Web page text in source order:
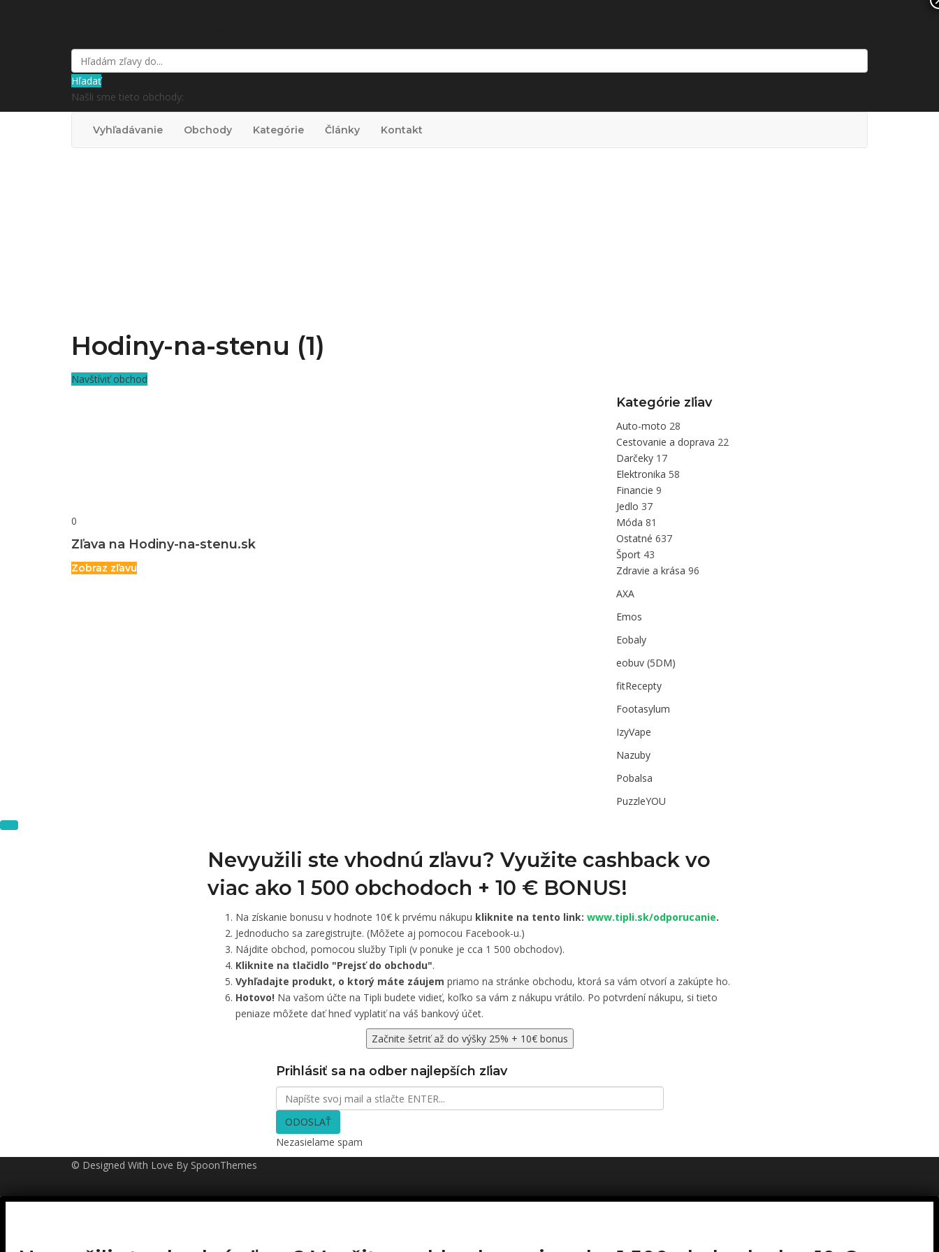
Hľadať
Našli sme tieto obchody:
Vyhľadávanie Obchody Kategórie Články Kontakt
Hodiny-na-stenu (1)
Navštíviť obchod
0
Zľava na Hodiny-na-stenu.sk
Zobraz zľavu
Kategórie zľiav
Auto-moto 28
Cestovanie a doprava 22
Darčeky 17
Elektronika 58
Financie 9
Jedlo 37
Móda 81
Ostatné 637
Šport 43
Zdravie a krása 96
AXA
Emos
Eobaly
eobuv (5DM)
fitRecepty
Footasylum
IzyVape
Nazuby
Pobalsa
PuzzleYOU
Nevyužili ste vhodnú zľavu? Využite cashback vo
viac ako 1 500 obchodoch + 10 € BONUS!
Na získanie bonusu v hodnote 10€ k prvému nákupu kliknite na tento link: www.tipli.sk/odporucanie.
Jednoducho sa zaregistrujte. (Môžete aj pomocou Facebook-u.)
Nájdite obchod, pomocou služby Tipli (v ponuke je cca 1 500 obchodov).
Kliknite na tlačidlo "Prejsť do obchodu".
Vyhľadajte produkt, o ktorý máte záujem priamo na stránke obchodu, ktorá sa vám otvorí a zakúpte ho.
Hotovo! Na vašom účte na Tipli budete vidieť, koľko sa vám z nákupu vrátilo. Po potvrdení nákupu, si tieto
peniaze môžete dať hneď vyplatiť na váš bankový účet.
Začnite šetriť až do výšky 25% + 10€ bonus
Prihlásiť sa na odber najlepších zľiav
ODOSLAŤ
Nezasielame spam
© Designed With Love By SpoonThemes